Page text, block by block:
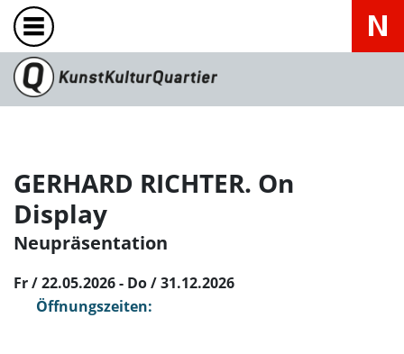
GERHARD RICHTER. On
Display
Neupräsentation
Fr / 22.05.2026 - Do / 31.12.2026
Öffnungszeiten: